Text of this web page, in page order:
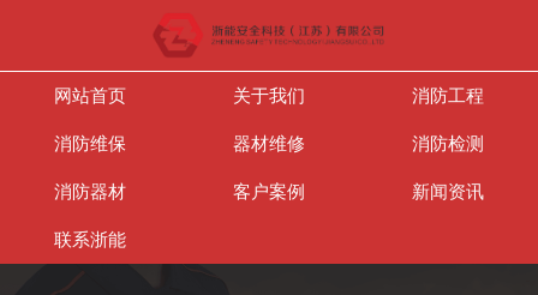
网站首页 关于我们 消防工程
消防维保 器材维修 消防检测
消防器材 客户案例 新闻资讯
联系浙能